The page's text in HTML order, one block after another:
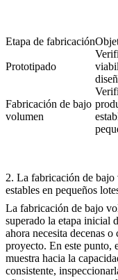
Etapa de fabricación
Prototipado
Fabricación de bajo
volumen
2. La fabricación de bajo
estables en pequeños
La fabricación de bajo
superado la etapa inicial
ahora necesita decenas
proyecto. En este punto,
muestra hacia la
consistente,